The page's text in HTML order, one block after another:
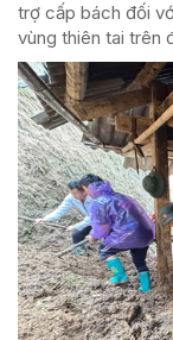
trợ cấp bách đối
vùng thiên tai trên